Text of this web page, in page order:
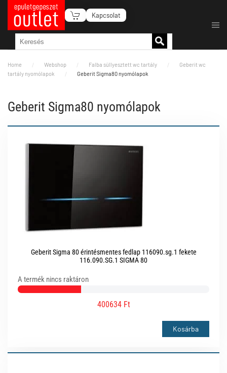
Fő tartalom átugrása
Kapcsolat
Home Webshop Falba süllyesztett wc tartály
Geberit wc
tartály nyomólapok
Geberit Sigma80 nyomólapok
Geberit Sigma80 nyomólapok
Geberit Sigma 80 érintésmentes fedlap 116090.sg.1 fekete
116.090.SG.1 SIGMA 80
A termék nincs raktáron
400634 Ft
Kosárba